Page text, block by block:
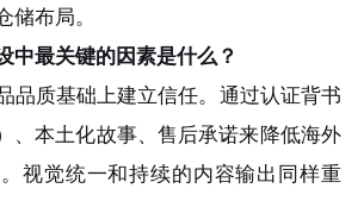
储布局。
中最关键的因素是什么？
质基础上建立信任。通过认证背书
、本土化故事、售后承诺来降低海外
视觉统一和持续的内容输出同样重